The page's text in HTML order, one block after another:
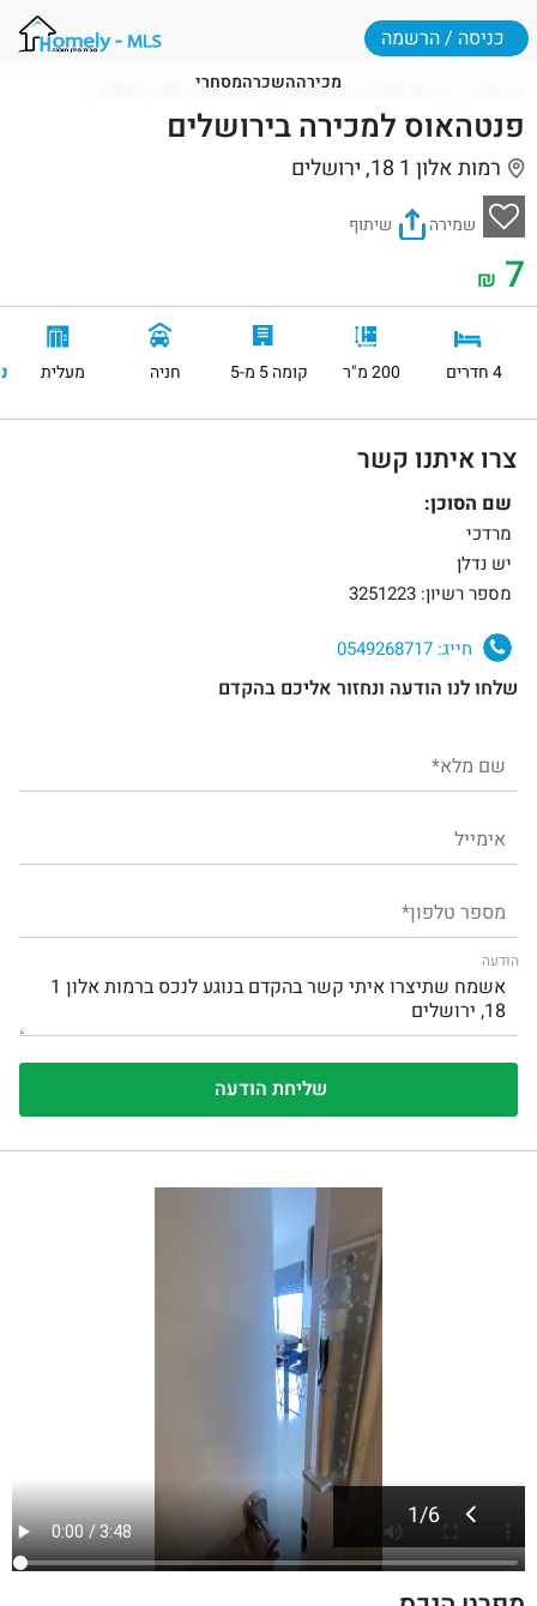
מכירההשכרהמסחרי
כניסה / הרשמה
דירות למכירה בירושלים רמות אלון 1 18, ירושלים
פנטהאוס למכירה בירושלים
רמות אלון 1 18, ירושלים
שמירה שיתוף
7
₪
4 חדרים 200 מ"ר קומה 5 מ-5 חניה מעלית
צרו איתנו קשר
שם הסוכן:
מרדכי
יש נדלן
מספר רשיון: 3251223
חייג:
שלחו לנו הודעה ונחזור אליכם בהקדם
הודעה
1/6